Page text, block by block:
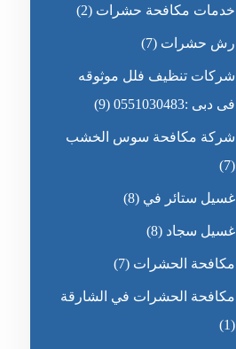
خدمات مكافحة حشرات (2)
رش حشرات (7)
شركات تنظيف فلل موثوقه
فى دبى :0551030483
(9)
شركة مكافحة سوس الخشب
(7)
غسيل ستائر في (8)
غسيل سجاد (8)
مكافحة الحشرات (7)
مكافحة الحشرات في الشارقة
(1)